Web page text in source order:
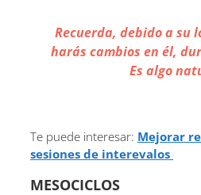
Recuerda, debido a su
harás cambios en él,
Es algo
Te puede interesar: Mejorar
sesiones de interevalos
MESOCICLOS